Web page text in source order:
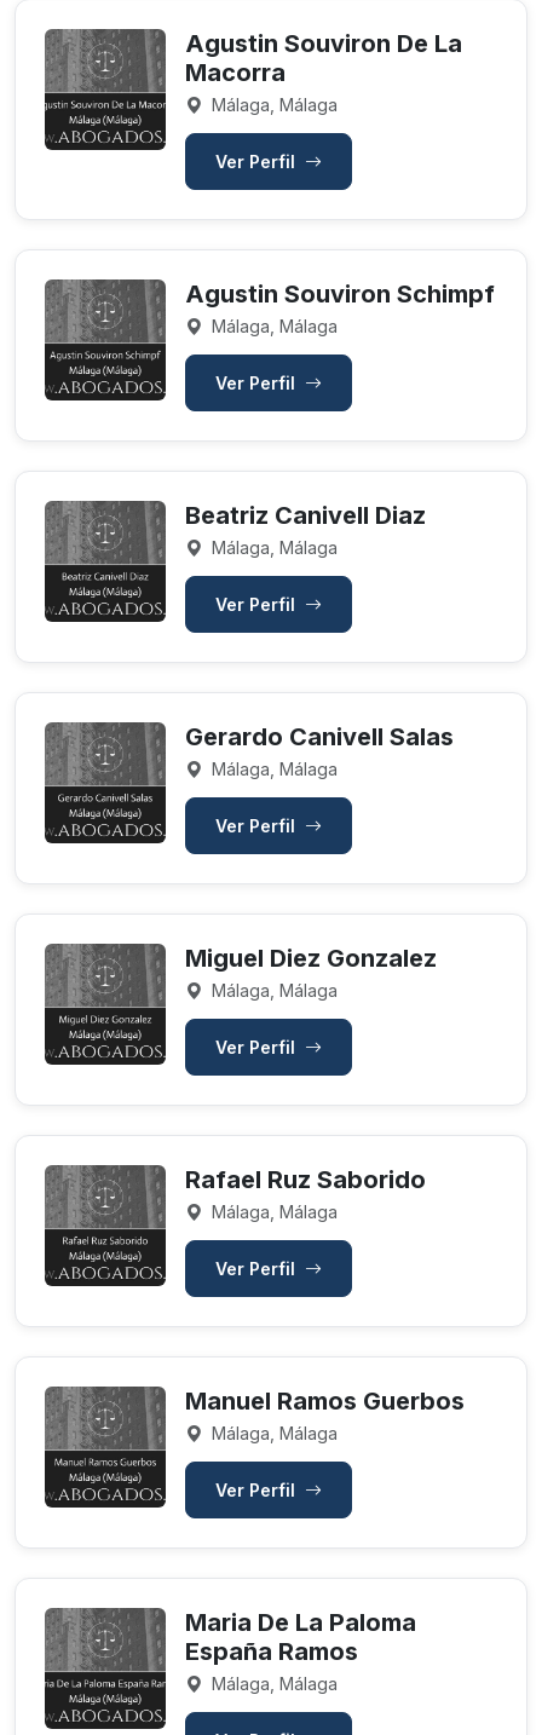
Agustin Souviron De La
Macorra
Málaga, Málaga
Ver Perfil
Agustin Souviron Schimpf
Málaga, Málaga
Ver Perfil
Beatriz Canivell Diaz
Málaga, Málaga
Ver Perfil
Gerardo Canivell Salas
Málaga, Málaga
Ver Perfil
Miguel Diez Gonzalez
Málaga, Málaga
Ver Perfil
Rafael Ruz Saborido
Málaga, Málaga
Ver Perfil
Manuel Ramos Guerbos
Málaga, Málaga
Ver Perfil
Maria De La Paloma
España Ramos
Málaga, Málaga